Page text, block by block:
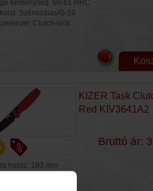
keménység: 60-61 HRC
Szénszálas/G-10
Clutch-lock
KIZER Task
Red KIV3641A2
Bruttó ár:
hossz: 183 mm